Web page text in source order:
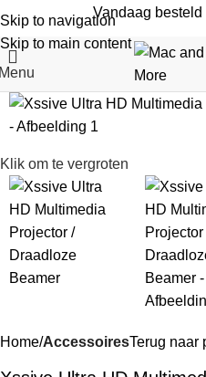
Skip to navigation
Skip to main content
Vandaag
Klik om te vergroten
Home AccessoiresTerug naar